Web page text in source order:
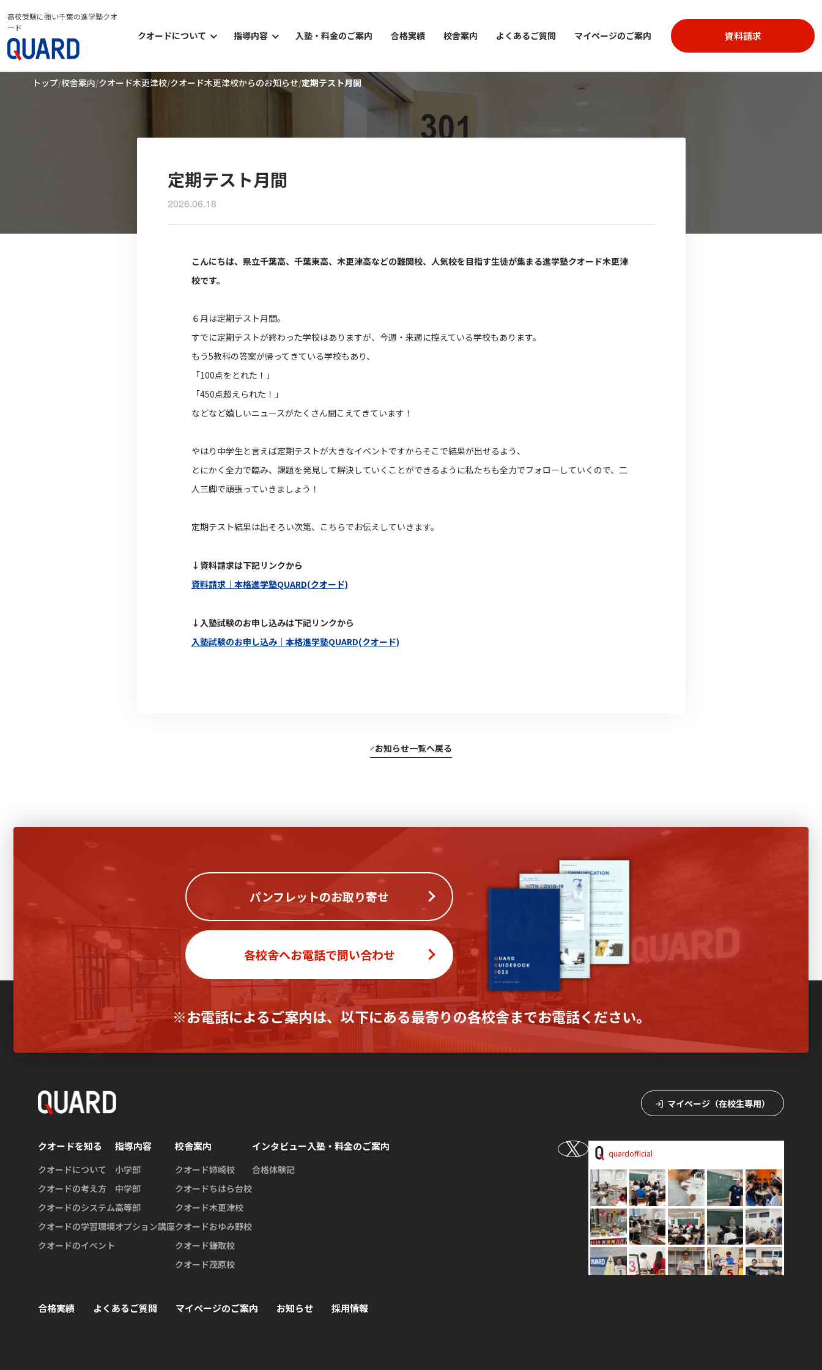
高校受験に強い千葉の進学塾クオ
ード
クオードについて
クオードについて
指導内容
小学部
入塾・料金のご案内 合格実績 校舎案内 よくあるご質問 マイページのご案内 資料請求
トップ 校舎案内 クオード木更津校 クオード木更津校からのお知らせ 定期テスト月間
定期テスト月間
2026.06.18
こんにちは、県立千葉高、千葉東高、木更津高などの難関校、人気校を目指す生徒が集まる進学塾クオード木更津
校です。
６月は定期テスト月間。
すでに定期テストが終わった学校はありますが、今週・来週に控えている学校もあります。
もう5教科の答案が帰ってきている学校もあり、
「100点をとれた！」
「450点超えられた！」
などなど嬉しいニュースがたくさん聞こえてきています！
やはり中学生と言えば定期テストが大きなイベントですからそこで結果が出せるよう、
とにかく全力で臨み、課題を発見して解決していくことができるように私たちも全力でフォローしていくので、二
人三脚で頑張っていきましょう！
定期テスト結果は出そろい次第、こちらでお伝えしていきます。
↓資料請求は下記リンクから
資料請求｜本格進学塾QUARD(クオード)
↓入塾試験のお申し込みは下記リンクから
入塾試験のお申し込み｜本格進学塾QUARD(クオード)
お知らせ一覧へ戻る
パンフレットのお取り寄せ
各校舎へお電話で問い合わせ
※お電話によるご案内は、以下にある最寄りの各校舎までお電話ください。
クオードを知る
クオードについて
クオードの考え方
クオードのシステム
クオードの学習環境
クオードのイベント
指導内容
小学部
中学部
高等部
オプション講座
校舎案内
クオード姉崎校
クオードちはら台校
クオード木更津校
クオードおゆみ野校
クオード鎌取校
クオード茂原校
インタビュー
合格体験記
入塾・料金のご案内
合格実績 よくあるご質問 マイページのご案内 お知らせ 採用情報
マイページ（在校生専用）
quardofficial